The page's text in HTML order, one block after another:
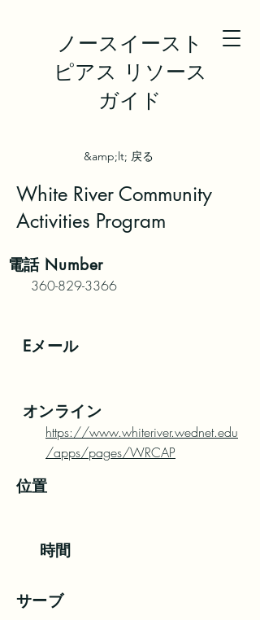
ノースイースト
ピアス リソース
ガイド
&amp;lt; 戻る
White River Community
Activities Program
電話Number
360-829-3366
Eメール
オンライン
https://www.whiteriver.wednet.edu
/apps/pages/WRCAP
位置
時間
サーブ